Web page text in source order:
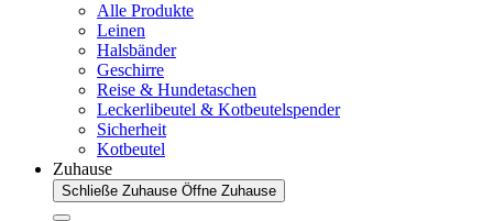
Alle Produkte
Leinen
Halsbänder
Geschirre
Reise & Hundetaschen
Leckerlibeutel & Kotbeutelspender
Sicherheit
Kotbeutel
Zuhause
Schließe Zuhause Öffne Zuhause